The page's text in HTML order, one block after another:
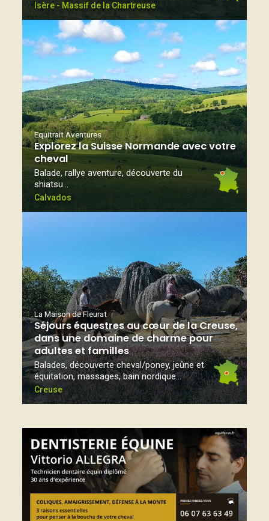
Isère - Massif de la Chartreuse
Equitrait Aventures
Explorez la Suisse Normande avec votre
cheval
Balade, rallye aventure, découverte du
shiatsu…
Calvados
La Maison de Fleurat
Séjours équestres au cœur de la Creuse,
dans une domaine de charme pour
adultes et familles
Balades, découverte cheval/poney, jeûne et
équitation, massages, bain nordique...
Creuse